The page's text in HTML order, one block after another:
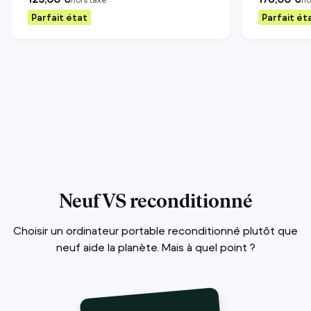
Parfait état Parfait
Neuf VS reconditionné
Choisir un ordinateur portable reconditionné plutôt que
neuf aide la planète. Mais à quel point ?